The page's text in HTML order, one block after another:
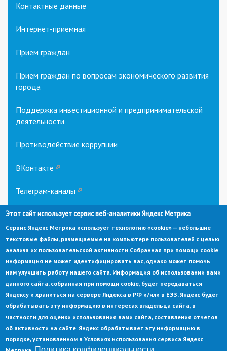
Контактные данные
Интернет-приемная
Прием граждан
Прием граждан по вопросам экономического развития
города
Поддержка инвестиционной и предпринимательской
деятельности
Противодействие коррупции
ВКонтакте(link
external)
Телеграм-каналы(link
external)
© Администрация города Заречный
Электронная почта:
adm@zarechny.zato.ru
sends
e-
mail)
Пензенская обл, г. Заречный, пр-кт. 30-летия Победы, д. 27, 442960
При публикации материалов сайта ссылка на источник обязательна.
Этот сайт использует сервис веб-аналитики Яндекс Метрика
Сервис Яндекс Метрика использует технологию «cookie» — небольшие
текстовые файлы, размещаемые на компьютере пользователей с целью
анализа их пользовательской активности.Собранная при помощи cookie
информация не может идентифицировать вас, однако может помочь
нам улучшить работу нашего сайта. Информация об использовании вами
данного сайта, собранная при помощи cookie, будет передаваться
Яндексу и храниться на сервере Яндекса в РФ и/или в ЕЭЗ. Яндекс будет
обрабатывать эту информацию в интересах владельца сайта, в
частности для оценки использования вами сайта, составления отчетов
об активности на сайте. Яндекс обрабатывает эту информацию в
порядке, установленном в Условиях использования сервиса Яндекс